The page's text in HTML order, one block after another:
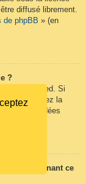
diffusé librement.
de phpBB » (en
?
Limited. Si
ajoutée, visitez la
pour des idées
concernant ce